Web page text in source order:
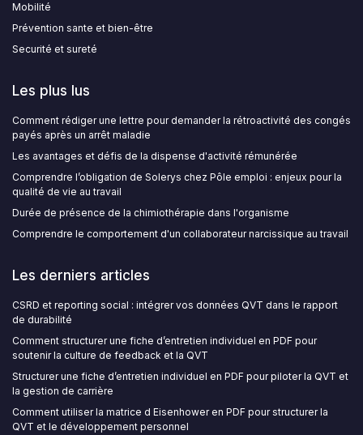
Mobilité
Prévention sante et bien-être
Securité et sureté
Les plus lus
Comment rédiger une lettre pour demander la rétroactivité des congés
payés après un arrêt maladie
Les avantages et défis de la dispense d'activité rémunérée
Comprendre l’obligation de Solerys chez Pôle emploi : enjeux pour la
qualité de vie au travail
Durée de présence de la chimiothérapie dans l'organisme
Comprendre le comportement d'un collaborateur narcissique au travail
Les derniers articles
CSRD et reporting social : intégrer vos données QVT dans le rapport
de durabilité
Comment structurer une fiche d’entretien individuel en PDF pour
soutenir la culture de feedback et la QVT
Structurer une fiche d’entretien individuel en PDF pour piloter la QVT et
la gestion de carrière
Comment utiliser la matrice d Eisenhower en PDF pour structurer la
QVT et le développement personnel